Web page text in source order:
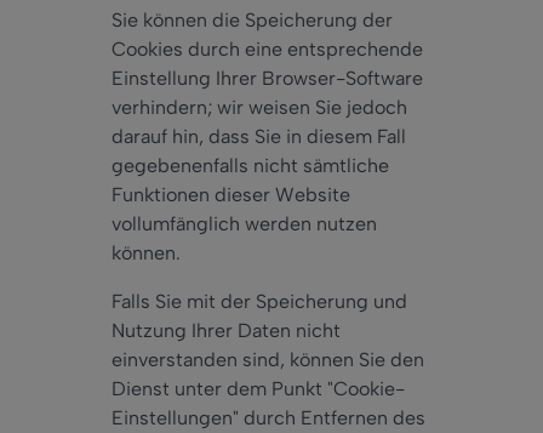
Sie können die Speicherung der
Cookies durch eine entsprechende
Einstellung Ihrer Browser-Software
verhindern; wir weisen Sie jedoch
darauf hin, dass Sie in diesem Fall
gegebenenfalls nicht sämtliche
Funktionen dieser Website
vollumfänglich werden nutzen
können.
Falls Sie mit der Speicherung und
Nutzung Ihrer Daten nicht
einverstanden sind, können Sie den
Dienst unter dem Punkt "Cookie-
Einstellungen" durch Entfernen des